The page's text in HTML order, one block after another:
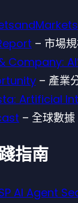
– 市場
Company:
– 產業
Artificial
– 全球數據
指南
AI Agent